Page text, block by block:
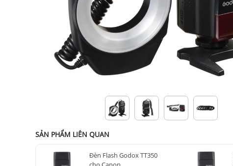
SẢN PHẨM LIÊN QUAN
Đèn Flash Godox TT350